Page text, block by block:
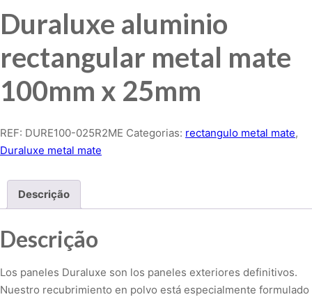
Duraluxe aluminio
rectangular metal mate
100mm x 25mm
REF: DURE100-025R2ME Categorias: rectangulo metal mate,
Duraluxe metal mate
Descrição
Descrição
Los paneles Duraluxe son los paneles exteriores definitivos.
Nuestro recubrimiento en polvo está especialmente formulado